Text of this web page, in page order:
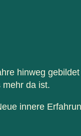
hinweg
mehr da ist.
innere